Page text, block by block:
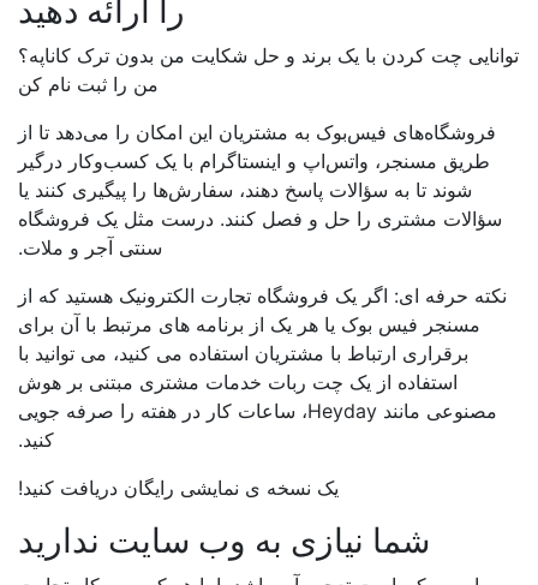
را ارائه دهید
چت کردن با یک برند و حل شکایت من بدون ترک کاناپه؟
من را ثبت نام کن
فروشگاه‌های فیس‌بوک به مشتریان این امکان را می‌دهد تا از
طریق مسنجر، واتس‌اپ و اینستاگرام با یک کسب‌وکار درگیر
شوند تا به سؤالات پاسخ دهند، سفارش‌ها را پیگیری کنند یا
سؤالات مشتری را حل و فصل کنند. درست مثل یک فروشگاه
سنتی آجر و ملات.
حرفه ای: اگر یک فروشگاه تجارت الکترونیک هستید که از
مسنجر فیس بوک یا هر یک از برنامه های مرتبط با آن برای
برقراری ارتباط با مشتریان استفاده می کنید، می توانید با
استفاده از یک چت ربات خدمات مشتری مبتنی بر هوش
مصنوعی مانند Heyday، ساعات کار در هفته را صرفه جویی
یک نسخه ی نمایشی رایگان دریافت کنید!
شما نیازی به وب سایت ندارید